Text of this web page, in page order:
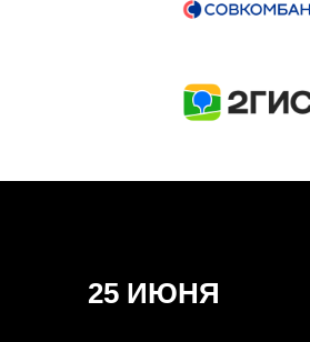
25 ИЮНЯ
CONVERSATIONS